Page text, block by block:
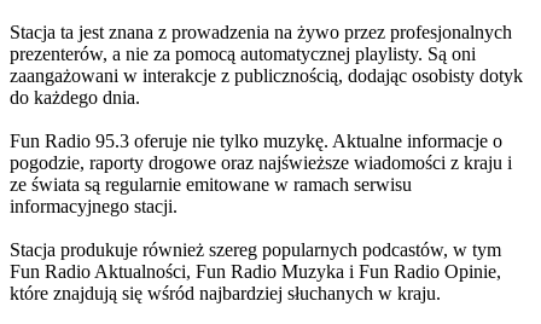
Stacja ta jest znana z prowadzenia na żywo przez profesjonalnych
prezenterów, a nie za pomocą automatycznej playlisty. Są oni
zaangażowani w interakcje z publicznością, dodając osobisty dotyk
do każdego dnia.
Fun Radio 95.3 oferuje nie tylko muzykę. Aktualne informacje o
pogodzie, raporty drogowe oraz najświeższe wiadomości z kraju i
ze świata są regularnie emitowane w ramach serwisu
informacyjnego stacji.
Stacja produkuje również szereg popularnych podcastów, w tym
Fun Radio Aktualności, Fun Radio Muzyka i Fun Radio Opinie,
które znajdują się wśród najbardziej słuchanych w kraju.